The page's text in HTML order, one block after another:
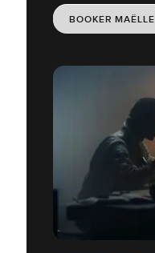
BOOKER MAËLLE